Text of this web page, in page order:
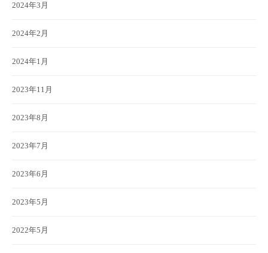
2024年3月
2024年2月
2024年1月
2023年11月
2023年8月
2023年7月
2023年6月
2023年5月
2022年5月